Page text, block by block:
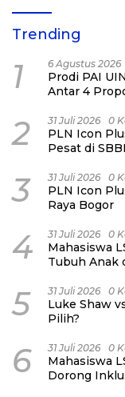
Trending
1 6 Agustus 2026
Prodi PAI
Antar 4
2 31 Juli 2026 0
PLN Icon
Pesat di
3 31 Juli 2026 0
PLN Icon
Raya Bogor
4 31 Juli 2026 0
Mahasiswa
Tubuh Anak
5 31 Juli 2026 0
Luke Shaw
Pilih?
6 31 Juli 2026 0
Mahasiswa
Dorong